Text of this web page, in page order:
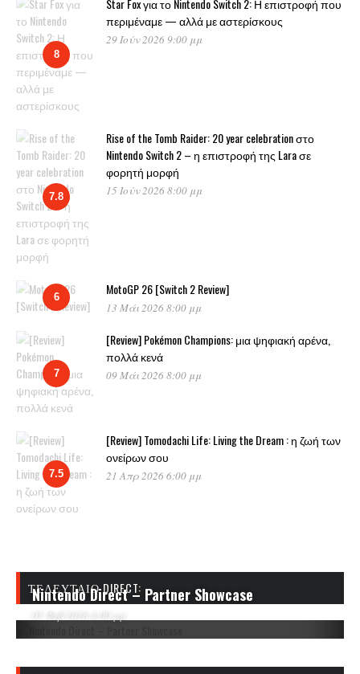
8
Star Fox για το Nintendo Switch 2: Η επιστροφή που
περιμέναμε — αλλά με αστερίσκους
29 Ιούν 2026 9:00 μμ
7.8
Rise of the Tomb Raider: 20 year celebration στο
Nintendo Switch 2 – η επιστροφή της Lara σε
φορητή μορφή
15 Ιούν 2026 8:00 μμ
6 MotoGP 26 [Switch 2 Review]
13 Μάι 2026 8:00 μμ
7
[Review] Pokémon Champions: μια ψηφιακή αρένα,
πολλά κενά
09 Μάι 2026 8:00 μμ
7.5
[Review] Tomodachi Life: Living the Dream : η ζωή των
ονείρων σου
21 Απρ 2026 6:00 μμ
ΤΕΛΕΥΤΑΊΟ DIRECT:
Nintendo Direct – Partner Showcase
05 Φεβ 2026 4:00 μμ